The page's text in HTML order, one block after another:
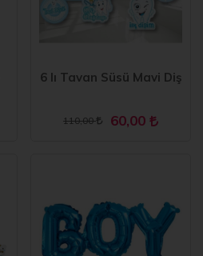
6 lı Tavan Süsü Mavi Diş
110,00 60,00